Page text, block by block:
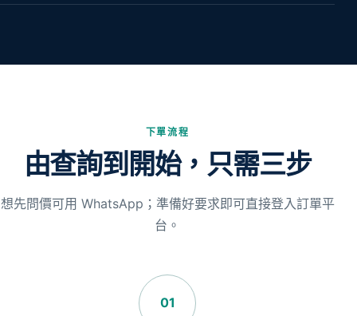
下單流程
由查詢到開始，只需三步
想先問價可用 WhatsApp；準備好要求即可直接登入訂單平
台。
01